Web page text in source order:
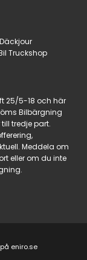
Däckjour
Truckshop
25/5-18 och här
Bilbärgning
tredje part.
Meddela om
eller om du inte
eniro.se